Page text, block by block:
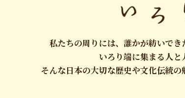
プレスアーカイブ
私たちの周りには、誰かが紡いでき
いろり端に集まる人と
そんな日本の大切な歴史や文化伝統の